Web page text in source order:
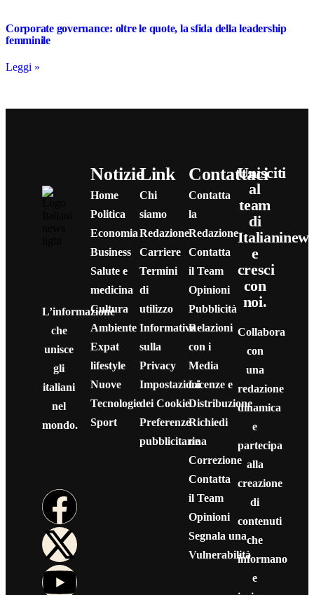
Corporate governance: oltre le quote, la sfida della leadership
femminile
Leggi »
L’informazione
che
unisce
gli
italiani
nel
mondo.
Notizie
Home
Politica
Economia
Business
Salute e
medicina
Cultura
Ambiente
Expat
lifestyle
Nuove
Tecnologie
Sport
Link
Chi
siamo
Redazione
Carriere
Termini
di
utilizzo
Informativa
sulla
Privacy
Impostazioni
dei Cookie
Preferenze
pubblicitarie
Contattaci
Contatta
la
Redazione
Contatta
il Team
Opinioni
Pubblicità
Relazioni
con i
Media
Licenze e
Distribuzione
Richiedi
una
Correzione
Contatta
il Team
Opinioni
Segnala una
Vulnerabilità
Unisciti
al
team
di
e
cresci
con
noi.
Collabora
con
una
redazione
dinamica
e
partecipa
alla
creazione
di
contenuti
che
informano
e